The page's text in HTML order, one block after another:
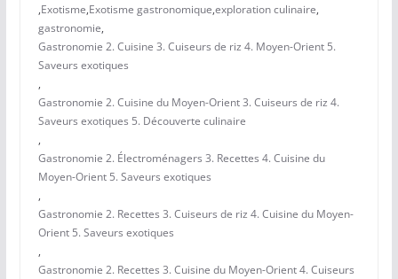
,Exotisme,Exotisme gastronomique,exploration culinaire,
gastronomie,
Gastronomie 2. Cuisine 3. Cuiseurs de riz 4. Moyen-Orient 5.
Saveurs exotiques
,
Gastronomie 2. Cuisine du Moyen-Orient 3. Cuiseurs de riz 4.
Saveurs exotiques 5. Découverte culinaire
,
Gastronomie 2. Électroménagers 3. Recettes 4. Cuisine du
Moyen-Orient 5. Saveurs exotiques
,
Gastronomie 2. Recettes 3. Cuiseurs de riz 4. Cuisine du Moyen-
Orient 5. Saveurs exotiques
,
Gastronomie 2. Recettes 3. Cuisine du Moyen-Orient 4. Cuiseurs